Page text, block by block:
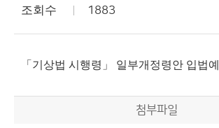
조회수 1883
「기상법 시행령」 일부개정령안 입법
첨부파일